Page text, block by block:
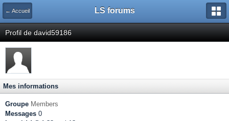
← Accueil LS forums
Profil de david59186
Mes informations
Groupe Members
Messages 0